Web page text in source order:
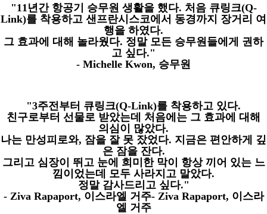
"11년간 항공기 승무원 생활을 했다. 처음 큐링크(Q-
Link)를 착용하고 샌프란시스코에서 동경까지 장거리 여
행을 하였다.
그 효과에 대해 놀라웠다. 정말 모든 승무원들에게 권하
고 싶다."
- Michelle Kwon, 승무원
"3주전부터 큐링크(Q-Link)를 착용하고 있다.
친구로부터 선물로 받았는데 처음에는 그 효과에 대해
의심이 많았다.
나는 만성피로와, 잠을 잘 못 잤었다. 지금은 편안하게 깊
은 잠을 잔다.
그리고 심장이 뛰고 눈에 희미한 막이 항상 끼어 있는 느
낌이었는데 모두 사라지고 말았다.
정말 감사드리고 싶다."
- Ziva Rapaport, 이스라엘 거주- Ziva Rapaport, 이스라
엘 거주